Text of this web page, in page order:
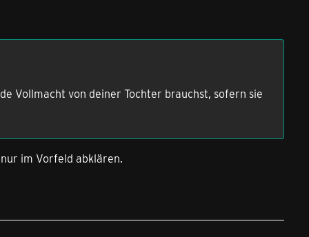
Vollmacht von deiner Tochter brauchst, sofern sie
im Vorfeld abklären.